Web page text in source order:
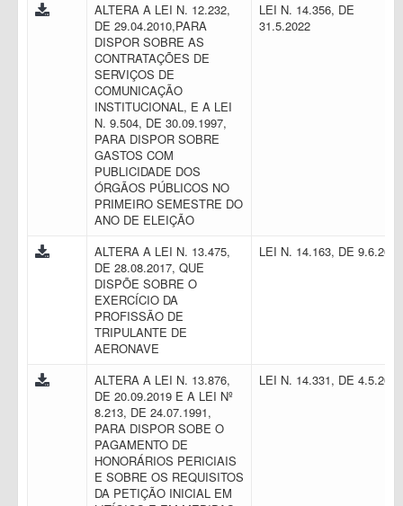
ALTERA A LEI N. 12.232,
DE 29.04.2010,PARA
DISPOR SOBRE AS
CONTRATAÇÕES DE
SERVIÇOS DE
COMUNICAÇÃO
INSTITUCIONAL, E A LEI
N. 9.504, DE 30.09.1997,
PARA DISPOR SOBRE
GASTOS COM
PUBLICIDADE DOS
ÓRGÃOS PÚBLICOS NO
PRIMEIRO SEMESTRE DO
ANO DE ELEIÇÃO
LEI N. 14.356, DE
31.5.2022
ALTERA A LEI N. 13.475,
DE 28.08.2017, QUE
DISPÕE SOBRE O
EXERCÍCIO DA
PROFISSÃO DE
TRIPULANTE DE
AERONAVE
LEI N. 14.163, DE
ALTERA A LEI N. 13.876,
DE 20.09.2019 E A LEI Nº
8.213, DE 24.07.1991,
PARA DISPOR SOBE O
PAGAMENTO DE
HONORÁRIOS PERICIAIS
E SOBRE OS REQUISITOS
DA PETIÇÃO INICIAL EM
LEI N. 14.331, DE